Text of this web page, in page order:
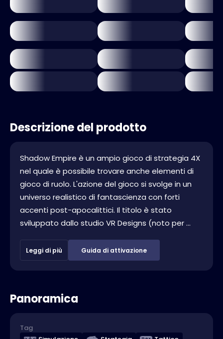
Descrizione del prodotto
Shadow Empire è un ampio gioco di strategia 4X
nel quale è possibile trovare anche elementi di
gioco di ruolo. L'azione del gioco si svolge in un
universo realistico di fantascienza con forti
accenti post-apocalittici. Il titolo è stato
sviluppato dallo studio VR Designs (noto per ...
Leggi di più Guida di attivazione
Panoramica
Tag